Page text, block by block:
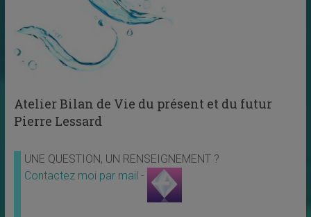
Atelier Bilan de Vie du présent et du futur
Pierre Lessard
UNE QUESTION, UN RENSEIGNEMENT ?
Contactez moi par mail -